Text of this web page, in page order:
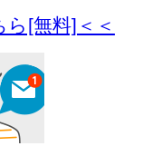
[無料]＜＜